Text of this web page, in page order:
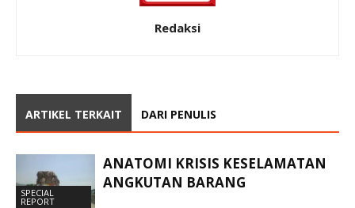
Redaksi
ARTIKEL TERKAIT DARI PENULIS
SPECIAL
REPORT
ANATOMI KRISIS KESELAMATAN
ANGKUTAN BARANG